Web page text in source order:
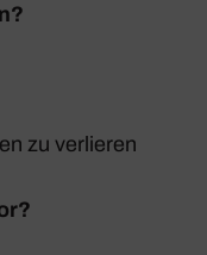
zu verlieren